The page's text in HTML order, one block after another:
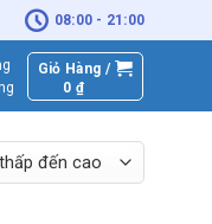
| 🚚 Miễn phí giao
08:00 - 21:00
Giỏ Hàng /
0₫